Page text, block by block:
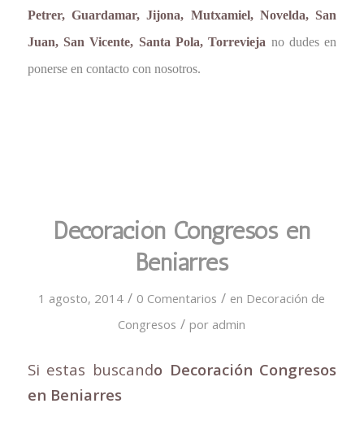
Petrer, Guardamar, Jijona, Mutxamiel, Novelda, San
Juan, San Vicente, Santa Pola, Torrevieja no dudes en
ponerse en contacto con nosotros.
Decoración Congresos en
Beniarres
1 agosto, 2014 / 0 Comentarios / en Decoración de
Congresos / por admin
Si estas buscando Decoración Congresos
en Beniarres